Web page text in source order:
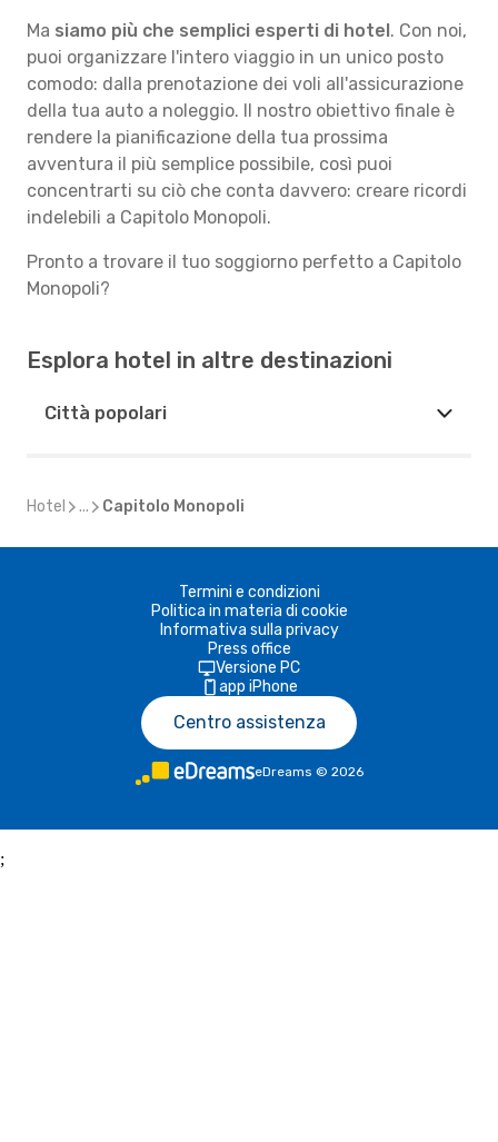
Ma siamo più che semplici esperti di hotel. Con noi,
puoi organizzare l'intero viaggio in un unico posto
comodo: dalla prenotazione dei voli all'assicurazione
della tua auto a noleggio. Il nostro obiettivo finale è
rendere la pianificazione della tua prossima
avventura il più semplice possibile, così puoi
concentrarti su ciò che conta davvero: creare ricordi
indelebili a Capitolo Monopoli.
Pronto a trovare il tuo soggiorno perfetto a Capitolo
Monopoli?
Esplora hotel in altre destinazioni
Città popolari
Hotel ... Capitolo Monopoli
Termini e condizioni
Politica in materia di cookie
Informativa sulla privacy
Press office
Versione PC
app iPhone
Centro assistenza
eDreams © 2026
;